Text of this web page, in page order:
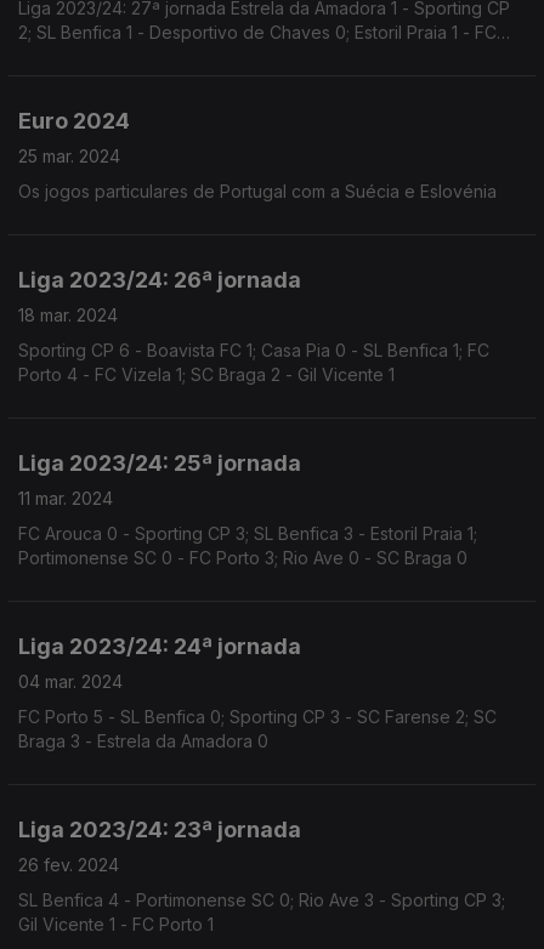
Liga 2023/24: 27ª jornada Estrela da Amadora 1 - Sporting CP
2; SL Benfica 1 - Desportivo de Chaves 0; Estoril Praia 1 - FC
Euro 2024
25 mar. 2024
Os jogos particulares de Portugal com a Suécia e Eslovénia
Liga 2023/24: 26ª jornada
18 mar. 2024
Sporting CP 6 - Boavista FC 1; Casa Pia 0 - SL Benfica 1; FC
Porto 4 - FC Vizela 1; SC Braga 2 - Gil Vicente 1
Liga 2023/24: 25ª jornada
11 mar. 2024
FC Arouca 0 - Sporting CP 3; SL Benfica 3 - Estoril Praia 1;
Portimonense SC 0 - FC Porto 3; Rio Ave 0 - SC Braga 0
Liga 2023/24: 24ª jornada
04 mar. 2024
FC Porto 5 - SL Benfica 0; Sporting CP 3 - SC Farense 2; SC
Braga 3 - Estrela da Amadora 0
Liga 2023/24: 23ª jornada
26 fev. 2024
SL Benfica 4 - Portimonense SC 0; Rio Ave 3 - Sporting CP 3;
Gil Vicente 1 - FC Porto 1